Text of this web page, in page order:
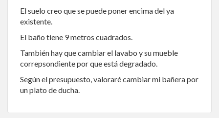
El suelo creo que se puede poner encima del ya
existente.
El baño tiene 9 metros cuadrados.
También hay que cambiar el lavabo y su mueble
correpsondiente por que está degradado.
Según el presupuesto, valoraré cambiar mi bañera por
un plato de ducha.